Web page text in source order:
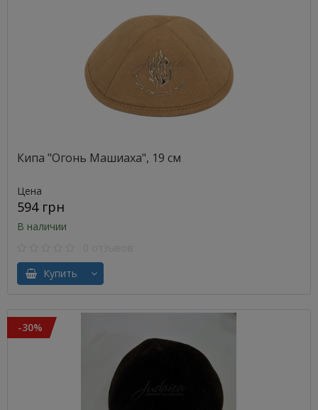
Кипа "Огонь Машиаха", 19 см
Цена
594 грн
В наличии
Купить
-30%